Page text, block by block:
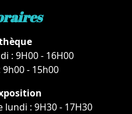
: 9H00 - 16H00
- 15h00
lundi : 9H30 - 17H30